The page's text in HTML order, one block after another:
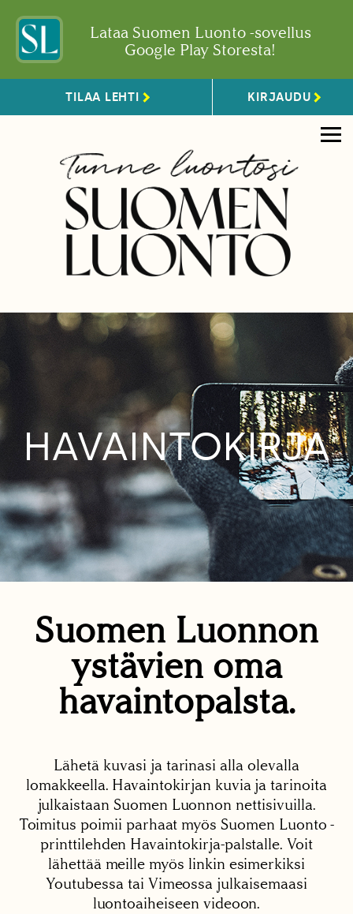
Lataa Suomen Luonto -sovellus
Google Play Storesta!
TILAA LEHTI KIRJAUDU
HAVAINTOKIRJA
Suomen Luonnon
ystävien oma
havaintopalsta.
Lähetä kuvasi ja tarinasi alla olevalla
lomakkeella. Havaintokirjan kuvia ja tarinoita
julkaistaan Suomen Luonnon nettisivuilla.
Toimitus poimii parhaat myös Suomen Luonto -
printtilehden Havaintokirja-palstalle. Voit
lähettää meille myös linkin esimerkiksi
Youtubessa tai Vimeossa julkaisemaasi
luontoaiheiseen videoon.